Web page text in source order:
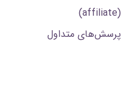
(affiliate)
پرسش‌های متداول